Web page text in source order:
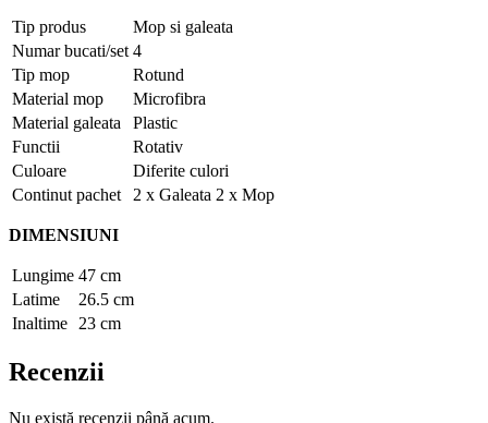
Tip produs
Mop si galeata
Numar bucati/set 4
Tip mop
Rotund
Material mop
Microfibra
Material galeata
Plastic
Functii
Rotativ
Culoare
Diferite culori
Continut pachet
2 x Galeata 2 x Mop
DIMENSIUNI
Lungime 47 cm
Latime
26.5 cm
Inaltime
23 cm
Recenzii
Nu există recenzii până acum.